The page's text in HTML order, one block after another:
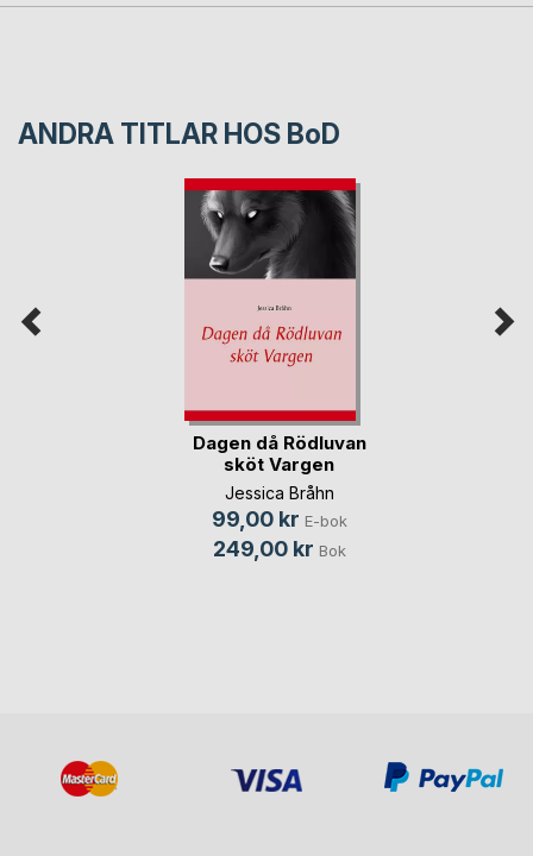
ANDRA TITLAR HOS BoD
Dagen då Rödluvan
sköt Vargen
Jessica Bråhn
99,00 kr E-bok
249,00 kr Bok